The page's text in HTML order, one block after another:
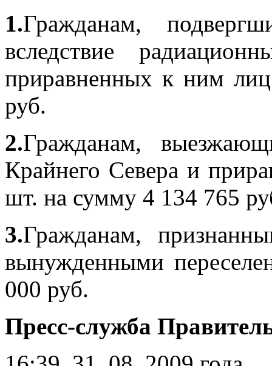
1.Гражданам,
вследствие
приравненных к ним
руб.
2.Гражданам,
Крайнего Севера и
шт. на сумму 4 134 765
3.Гражданам,
вынужденными
000 руб.
Пресс-служба